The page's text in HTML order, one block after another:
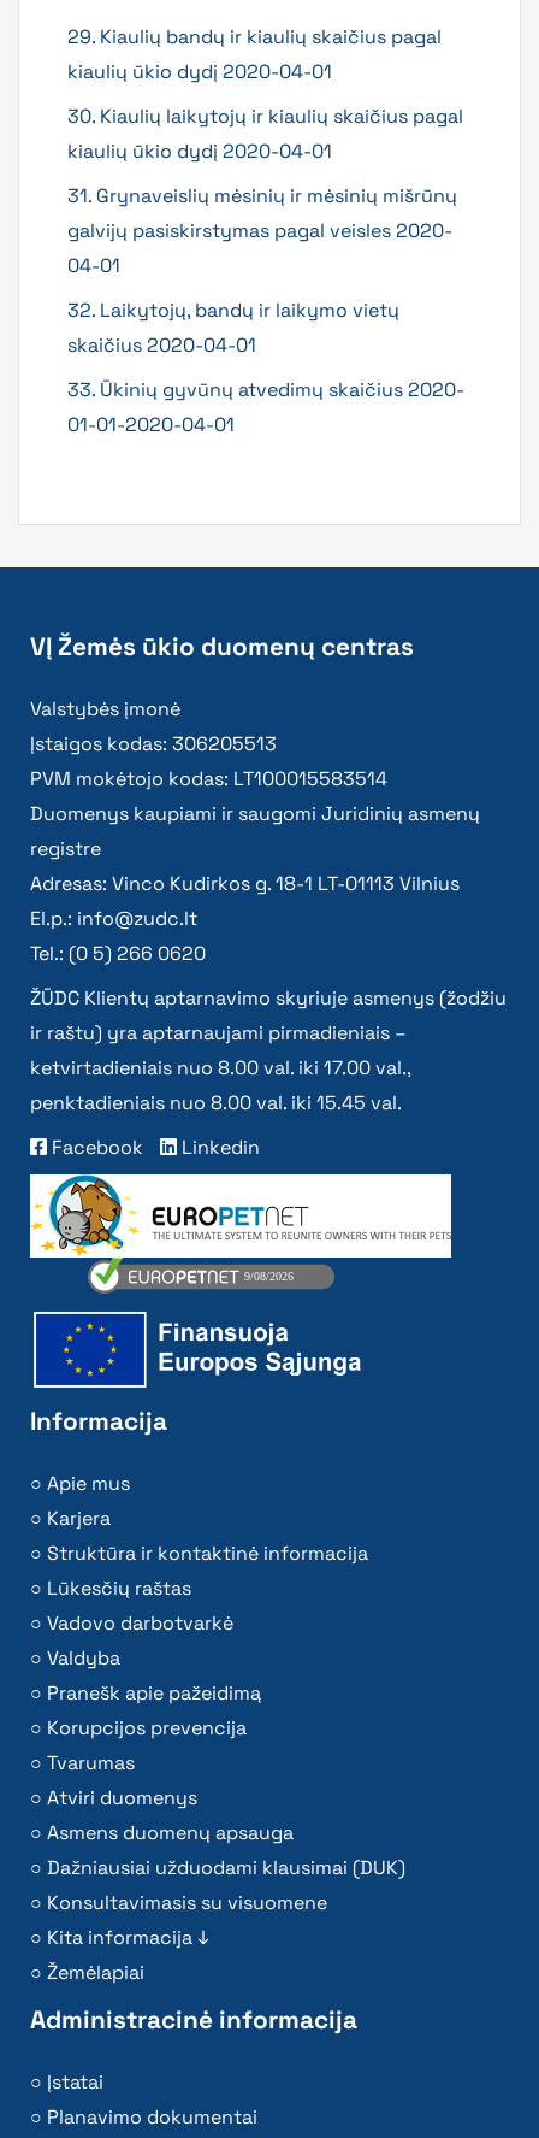
29. Kiaulių bandų ir kiaulių skaičius pagal
kiaulių ūkio dydį 2020-04-01
30. Kiaulių laikytojų ir kiaulių skaičius pagal
kiaulių ūkio dydį 2020-04-01
31. Grynaveislių mėsinių ir mėsinių mišrūnų
galvijų pasiskirstymas pagal veisles 2020-
04-01
32. Laikytojų, bandų ir laikymo vietų
skaičius 2020-04-01
33. Ūkinių gyvūnų atvedimų skaičius 2020-
01-01-2020-04-01
VĮ Žemės ūkio duomenų centras
Valstybės įmonė
Įstaigos kodas: 306205513
PVM mokėtojo kodas: LT100015583514
Duomenys kaupiami ir saugomi Juridinių asmenų
registre
Adresas: Vinco Kudirkos g. 18-1 LT-01113 Vilnius
El.p.: info@zudc.lt
Tel.: (0 5) 266 0620
ŽŪDC Klientų aptarnavimo skyriuje asmenys (žodžiu
ir raštu) yra aptarnaujami pirmadieniais –
ketvirtadieniais nuo 8.00 val. iki 17.00 val.,
penktadieniais nuo 8.00 val. iki 15.45 val.
Facebook
Linkedin
Informacija
Apie mus
Karjera
Struktūra ir kontaktinė informacija
Lūkesčių raštas
Vadovo darbotvarkė
Valdyba
Pranešk apie pažeidimą
Korupcijos prevencija
Tvarumas
Atviri duomenys
Asmens duomenų apsauga
Dažniausiai užduodami klausimai (DUK)
Konsultavimasis su visuomene
Kita informacija ↓
Žemėlapiai
Administracinė informacija
Įstatai
Planavimo dokumentai